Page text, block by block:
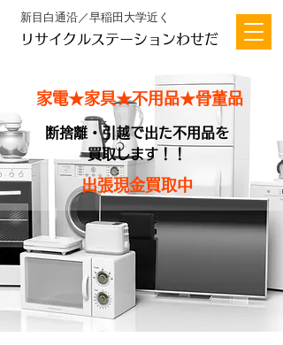
新目白通沿／早稲田大学近く
リサイクルステーションわせだ
家電★家具★不用品★骨董品
断捨離・引越で出た不用品を
買取します！！
出張現金買取中